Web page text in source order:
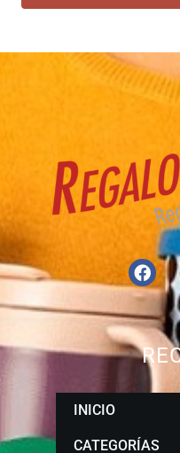
INICIO
CATEGORÍAS